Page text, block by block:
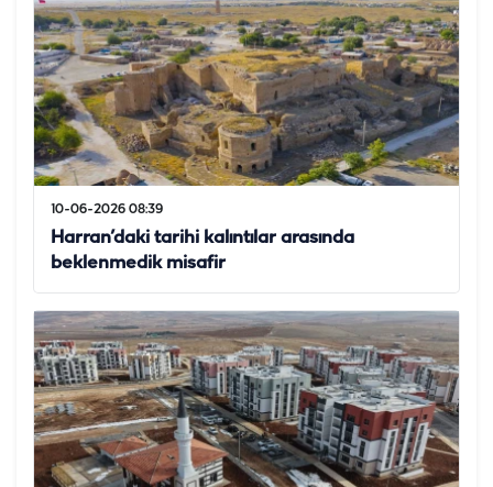
10-06-2026 08:39
Harran’daki tarihi kalıntılar arasında
beklenmedik misafir